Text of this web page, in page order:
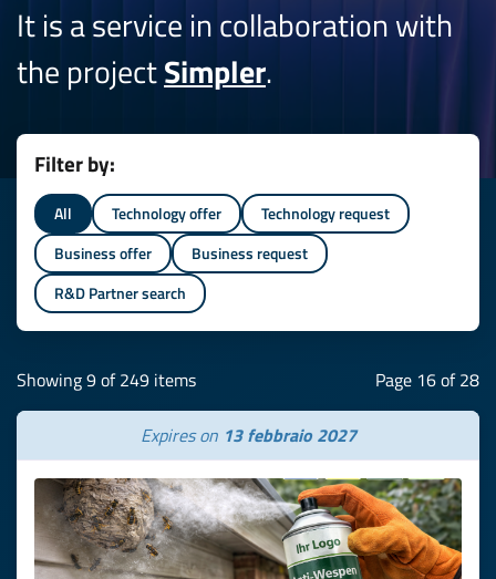
It is a service in collaboration with
the projectSimpler.
Filter by:
All Technology offer
Technology request
Business offer
Business request
R&D Partner search
Showing 9 of 249 items Page 16 of 28
Expires on 13 febbraio 2027